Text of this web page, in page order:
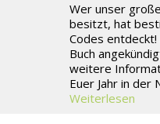
Wer unser
besitzt, hat
Codes
Buch
weitere
Euer Jahr in der
Weiterlesen